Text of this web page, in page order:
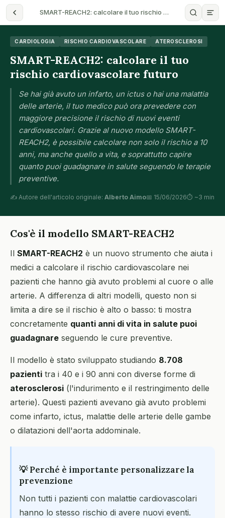
SMART-REACH2: calcolare il tuo rischio …
CARDIOLOGIA RISCHIO CARDIOVASCOLARE ATEROSCLEROSI
SMART-REACH2: calcolare il tuo
rischio cardiovascolare futuro
Se hai già avuto un infarto, un ictus o hai una malattia
delle arterie, il tuo medico può ora prevedere con
maggiore precisione il rischio di nuovi eventi
cardiovascolari. Grazie al nuovo modello SMART-
REACH2, è possibile calcolare non solo il rischio a 10
anni, ma anche quello a vita, e soprattutto capire
quanto puoi guadagnare in salute seguendo le terapie
preventive.
✍️ Autore dell'articolo originale: Alberto Aimo📅 15/06/2026⏱ ~3 min
Cos'è il modello SMART-REACH2
Il SMART-REACH2 è un nuovo strumento che aiuta i
medici a calcolare il rischio cardiovascolare nei
pazienti che hanno già avuto problemi al cuore o alle
arterie. A differenza di altri modelli, questo non si
limita a dire se il rischio è alto o basso: ti mostra
concretamente quanti anni di vita in salute puoi
guadagnare seguendo le cure preventive.
Il modello è stato sviluppato studiando 8.708
pazienti tra i 40 e i 90 anni con diverse forme di
aterosclerosi (l'indurimento e il restringimento delle
arterie). Questi pazienti avevano già avuto problemi
come infarto, ictus, malattie delle arterie delle gambe
o dilatazioni dell'aorta addominale.
💡 Perché è importante personalizzare la
prevenzione
Non tutti i pazienti con malattie cardiovascolari
hanno lo stesso rischio di avere nuovi eventi.